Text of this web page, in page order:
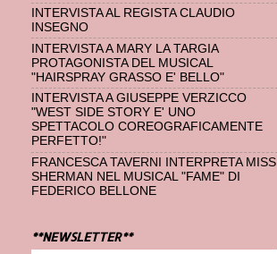
INTERVISTA AL REGISTA CLAUDIO
INSEGNO
INTERVISTA A MARY LA TARGIA
PROTAGONISTA DEL MUSICAL
"HAIRSPRAY GRASSO E' BELLO"
INTERVISTA A GIUSEPPE VERZICCO
"WEST SIDE STORY E' UNO
SPETTACOLO COREOGRAFICAMENTE
PERFETTO!"
FRANCESCA TAVERNI INTERPRETA MISS
SHERMAN NEL MUSICAL "FAME" DI
FEDERICO BELLONE
**NEWSLETTER**